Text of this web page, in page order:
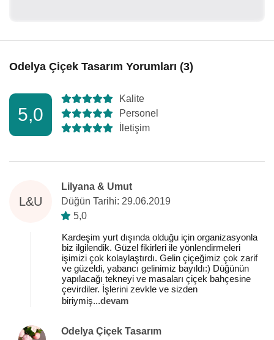
Odelya Çiçek Tasarım Yorumları (3)
5,0
Kalite
Personel
İletişim
L&U
Lilyana & Umut
Düğün Tarihi: 29.06.2019
5,0
Kardeşim yurt dışında olduğu için organizasyonla
biz ilgilendik. Güzel fikirleri ile yönlendirmeleri
işimizi çok kolaylaştırdı. Gelin çiçeğimiz çok zarif
ve güzeldi, yabancı gelinimiz bayıldı:) Düğünün
yapılacağı tekneyi ve masaları çiçek bahçesine
çevirdiler. İşlerini zevkle ve sizden
biriymiş...devam
Odelya Çiçek Tasarım